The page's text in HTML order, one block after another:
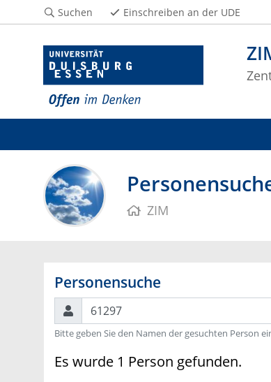
Suchen Einschreiben an der UDE
ZIM
Personensuche
Suchen
Bitte geben Sie den Namen der gesuchten Person
Es wurde 1 Person gefunden.